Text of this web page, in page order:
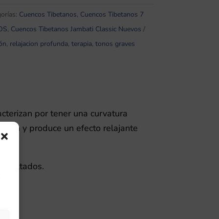
Cuencos Tibetanos, Cuencos Tibetanos 7
, Cuencos Tibetanos Jambati Classic Nuevos
, relajacion profunda, terapia, tonos graves
por tener una curvatura
y produce un efecto relajante